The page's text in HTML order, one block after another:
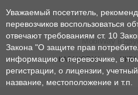
MobiWay в
КАЗАХСТАН
Уважаемый посетитель,
перевозчиков воспользоваться
отвечают требованиям ст. 10
Закона "О защите прав
информацию о перевозчике, в
регистрации, о лицензии,
название, местоположение и т.п.